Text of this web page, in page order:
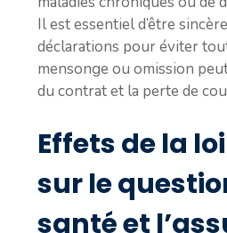
Il est essentiel d’être
déclarations pour éviter
mensonge ou omission
du contrat et la perte de
Effets de la
sur le
santé et